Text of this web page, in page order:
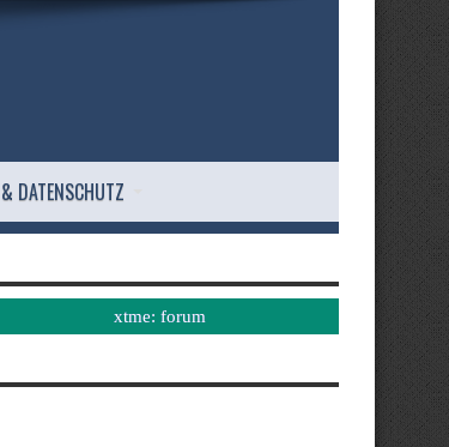
DATENSCHUTZ
xtme: forum